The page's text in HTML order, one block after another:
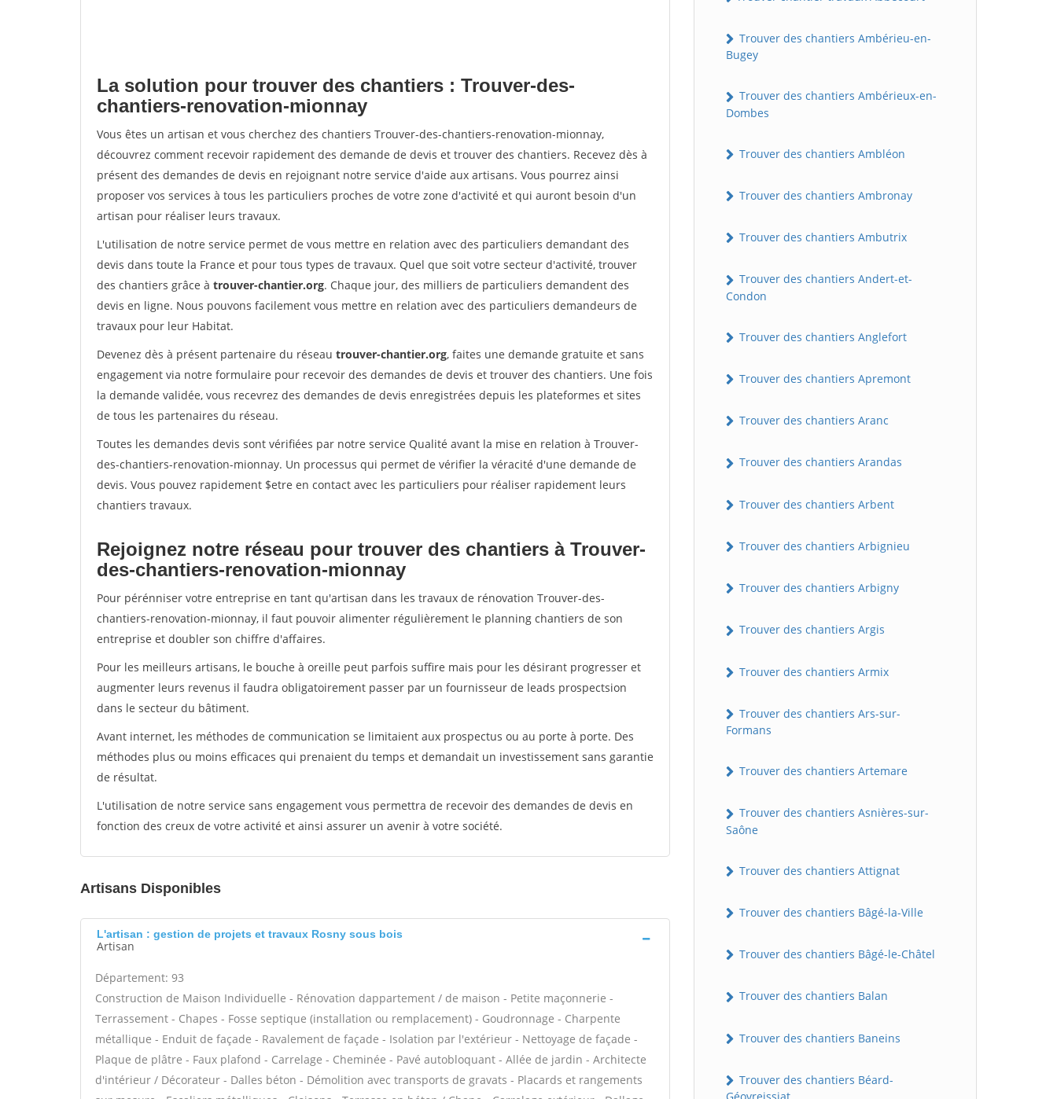
La solution pour trouver des chantiers : Trouver-des-
chantiers-renovation-mionnay
Vous êtes un artisan et vous cherchez des chantiers Trouver-des-chantiers-renovation-mionnay,
découvrez comment recevoir rapidement des demande de devis et trouver des chantiers. Recevez dès à
présent des demandes de devis en rejoignant notre service d'aide aux artisans. Vous pourrez ainsi
proposer vos services à tous les particuliers proches de votre zone d'activité et qui auront besoin d'un
artisan pour réaliser leurs travaux.
L'utilisation de notre service permet de vous mettre en relation avec des particuliers demandant des
devis dans toute la France et pour tous types de travaux. Quel que soit votre secteur d'activité, trouver
des chantiers grâce à trouver-chantier.org. Chaque jour, des milliers de particuliers demandent des
devis en ligne. Nous pouvons facilement vous mettre en relation avec des particuliers demandeurs de
travaux pour leur Habitat.
Devenez dès à présent partenaire du réseau trouver-chantier.org, faites une demande gratuite et sans
engagement via notre formulaire pour recevoir des demandes de devis et trouver des chantiers. Une fois
la demande validée, vous recevrez des demandes de devis enregistrées depuis les plateformes et sites
de tous les partenaires du réseau.
Toutes les demandes devis sont vérifiées par notre service Qualité avant la mise en relation à Trouver-
des-chantiers-renovation-mionnay. Un processus qui permet de vérifier la véracité d'une demande de
devis. Vous pouvez rapidement $etre en contact avec les particuliers pour réaliser rapidement leurs
chantiers travaux.
Rejoignez notre réseau pour trouver des chantiers à Trouver-
des-chantiers-renovation-mionnay
Pour pérénniser votre entreprise en tant qu'artisan dans les travaux de rénovation Trouver-des-
chantiers-renovation-mionnay, il faut pouvoir alimenter régulièrement le planning chantiers de son
entreprise et doubler son chiffre d'affaires.
Pour les meilleurs artisans, le bouche à oreille peut parfois suffire mais pour les désirant progresser et
augmenter leurs revenus il faudra obligatoirement passer par un fournisseur de leads prospectsion
dans le secteur du bâtiment.
Avant internet, les méthodes de communication se limitaient aux prospectus ou au porte à porte. Des
méthodes plus ou moins efficaces qui prenaient du temps et demandait un investissement sans garantie
de résultat.
L'utilisation de notre service sans engagement vous permettra de recevoir des demandes de devis en
fonction des creux de votre activité et ainsi assurer un avenir à votre société.
Artisans Disponibles
L'artisan : gestion de projets et travaux Rosny sous bois
Artisan
Département: 93
Construction de Maison Individuelle - Rénovation dappartement / de maison - Petite maçonnerie -
Terrassement - Chapes - Fosse septique (installation ou remplacement) - Goudronnage - Charpente
métallique - Enduit de façade - Ravalement de façade - Isolation par l'extérieur - Nettoyage de façade -
Plaque de plâtre - Faux plafond - Carrelage - Cheminée - Pavé autobloquant - Allée de jardin - Architecte
d'intérieur / Décorateur - Dalles béton - Démolition avec transports de gravats - Placards et rangements
Trouver des chantiers Ambérieu-en-
Bugey
Trouver des chantiers Ambérieux-en-
Dombes
Trouver des chantiers Ambléon
Trouver des chantiers Ambronay
Trouver des chantiers Ambutrix
Trouver des chantiers Andert-et-
Condon
Trouver des chantiers Anglefort
Trouver des chantiers Apremont
Trouver des chantiers Aranc
Trouver des chantiers Arandas
Trouver des chantiers Arbent
Trouver des chantiers Arbignieu
Trouver des chantiers Arbigny
Trouver des chantiers Argis
Trouver des chantiers Armix
Trouver des chantiers Ars-sur-
Formans
Trouver des chantiers Artemare
Trouver des chantiers Asnières-sur-
Saône
Trouver des chantiers Attignat
Trouver des chantiers Bâgé-la-Ville
Trouver des chantiers Bâgé-le-Châtel
Trouver des chantiers Balan
Trouver des chantiers Baneins
Trouver des chantiers Béard-